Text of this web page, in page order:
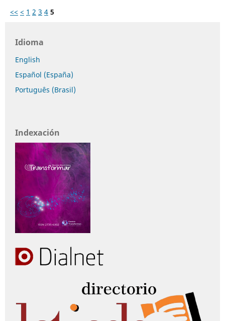
<< < 1 2 3 4 5
Idioma
English
Español (España)
Português (Brasil)
Indexación